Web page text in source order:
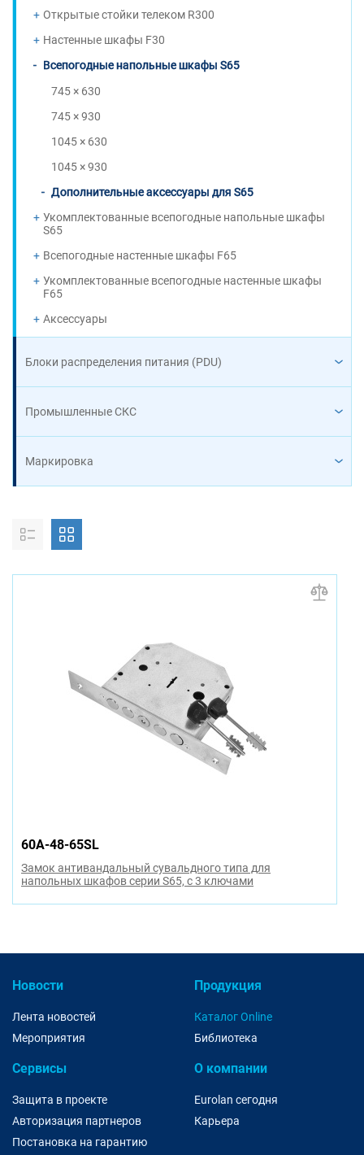
Открытые стойки телеком R300
Настенные шкафы F30
Всепогодные напольные шкафы S65
745 × 630
745 × 930
1045 × 630
1045 × 930
Дополнительные аксессуары для S65
Укомплектованные всепогодные напольные шкафы
S65
Всепогодные настенные шкафы F65
Укомплектованные всепогодные настенные шкафы
F65
Аксессуары
Блоки распределения питания (PDU)
Промышленные СКС
Маркировка
60A-48-65SL
Замок антивандальный сувальдного типа для
напольных шкафов серии S65, с 3 ключами
Новости
Лента новостей
Мероприятия
Продукция
Каталог Online
Библиотека
Сервисы
Защита в проекте
Авторизация партнеров
Постановка на гарантию
О компании
Eurolan сегодня
Карьера